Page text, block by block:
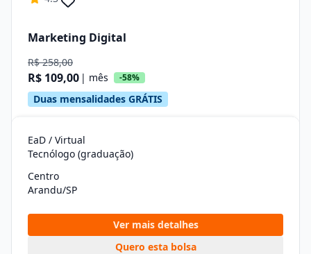
Marketing Digital
R$ 258,00
R$ 109,00 | mês -58%
Duas mensalidades GRÁTIS
EaD / Virtual
Tecnólogo (graduação)
Centro
Arandu/SP
Ver mais detalhes
Quero esta bolsa